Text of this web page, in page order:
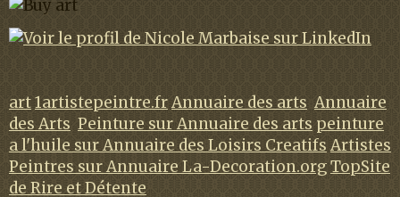
art1artistepeintre.frAnnuaire des arts Annuaire
des Arts Peinture sur Annuaire des arts peinture
a l'huile sur Annuaire des Loisirs Creatifs Artistes
Peintres sur Annuaire La-Decoration.orgTopSite
de Rire et Détente